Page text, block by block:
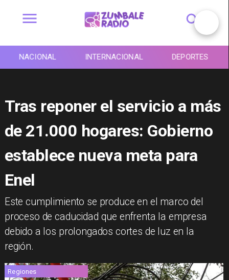
NACIONAL INTERNACIONAL DEPORTES
Tras reponer el servicio a más
de 21.000 hogares: Gobierno
establece nueva meta para
Enel
​Este cumplimiento se produce en el marco del
proceso de caducidad que enfrenta la empresa
debido a los prolongados cortes de luz en la
región.
Regiones